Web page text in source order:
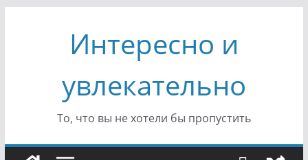
содержимомуИнтересно и
увлекательно
То, что вы не хотели бы пропустить